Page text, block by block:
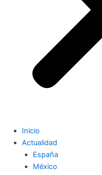
Inicio
Actualidad
España
México